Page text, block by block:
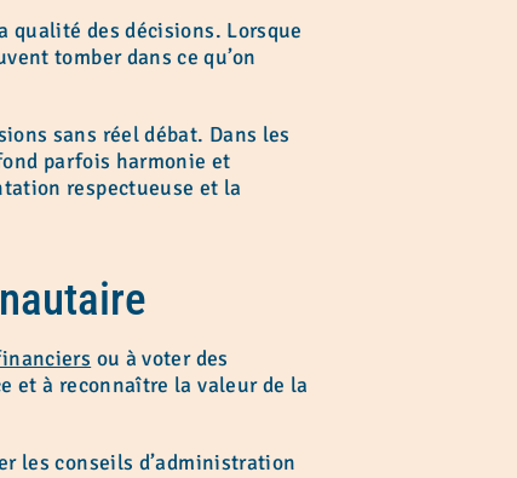
qualité des décisions. Lorsque
tomber dans ce qu’on
sans réel débat. Dans les
parfois harmonie et
respectueuse et la
ou à voter des
et à reconnaître la valeur de la
les conseils d’administration